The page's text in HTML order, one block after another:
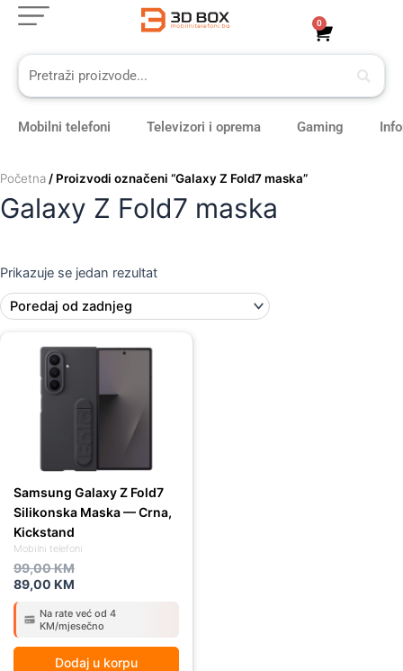
Skip
content
0
Cart
Mobilni telefoni Televizori i oprema Gaming
Početna / Proizvodi označeni “Galaxy Z Fold7 maska”
Galaxy Z Fold7 maska
Prikazuje se jedan rezultat
Mobilni telefoni
Samsung Galaxy Z Fold7
Silikonska Maska — Crna,
Kickstand
99,00KM
99,00 KM.
89,00 KM
89,00 KM.
Na rate već od 4
KM/mjesečno
Dodaj u korpu